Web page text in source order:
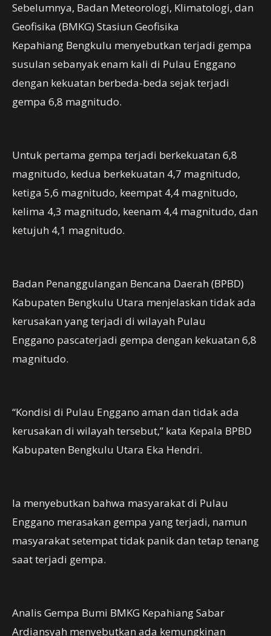
Sebelumnya, Badan Meteorologi, Klimatologi, dan
Geofisika (BMKG) Stasiun Geofisika
Kepahiang Bengkulu menyebutkan terjadi gempa
susulan sebanyak enam kali di Pulau Enggano
dengan kekuatan berbeda-beda sejak terjadi
gempa 6,8 magnitudo.
Untuk pertama gempa terjadi berkekuatan 6,8
magnitudo, kedua berkekuatan 4,7 magnitudo,
ketiga 5,6 magnitudo, keempat 4,4 magnitudo,
kelima 4,3 magnitudo, keenam 4,4 magnitudo, dan
ketujuh 4,1 magnitudo.
Badan Penanggulangan Bencana Daerah (BPBD)
Kabupaten Bengkulu Utara menjelaskan tidak ada
kerusakan yang terjadi di wilayah Pulau
Enggano pascaterjadi gempa dengan kekuatan 6,8
magnitudo.
“Kondisi di Pulau Enggano aman dan tidak ada
kerusakan di wilayah tersebut,” kata Kepala BPBD
Kabupaten Bengkulu Utara Eka Hendri.
Ia menyebutkan bahwa masyarakat di Pulau
Enggano merasakan gempa yang terjadi, namun
masyarakat setempat tidak panik dan tetap tenang
saat terjadi gempa.
Analis Gempa Bumi BMKG Kepahiang Sabar
Ardiansyah menyebutkan ada kemungkinan